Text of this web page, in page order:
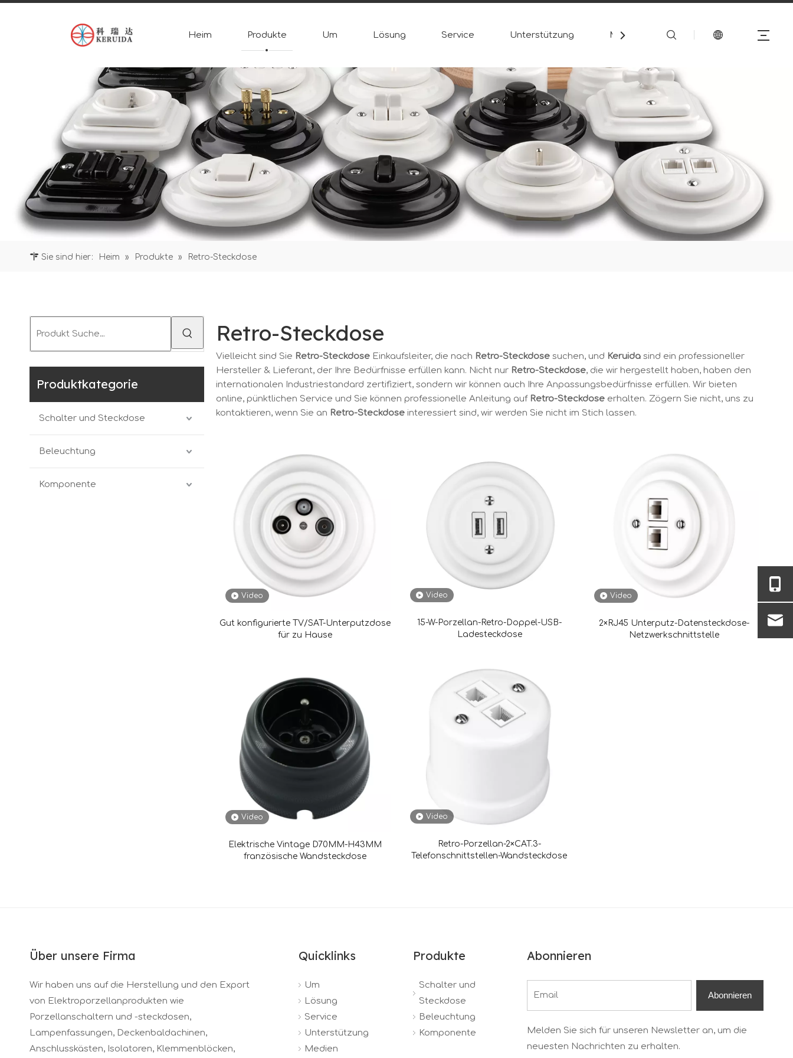
Heim Produkte Um Lösung Service Unterstützung Medien
Sie sind hier: Heim » Produkte » Retro-Steckdose
Produktkategorie
Schalter und Steckdose
Beleuchtung
Komponente
Retro-Steckdose
Vielleicht sind Sie Retro-Steckdose Einkaufsleiter, die nach Retro-Steckdose suchen, und Keruida sind ein professioneller
Hersteller & Lieferant, der Ihre Bedürfnisse erfüllen kann. Nicht nur Retro-Steckdose, die wir hergestellt haben, haben den
internationalen Industriestandard zertifiziert, sondern wir können auch Ihre Anpassungsbedürfnisse erfüllen. Wir bieten
online, pünktlichen Service und Sie können professionelle Anleitung auf Retro-Steckdose erhalten. Zögern Sie nicht, uns zu
kontaktieren, wenn Sie an Retro-Steckdose interessiert sind, wir werden Sie nicht im Stich lassen.
Video
Gut konfigurierte TV/SAT-Unterputzdose
für zu Hause
Video
15-W-Porzellan-Retro-Doppel-USB-
Ladesteckdose
Video
2×RJ45 Unterputz-Datensteckdose-
Netzwerkschnittstelle
Video
Elektrische Vintage D70MM-H43MM
französische Wandsteckdose
Video
Retro-Porzellan-2×CAT.3-
Telefonschnittstellen-Wandsteckdose
Über unsere Firma
Wir haben uns auf die Herstellung und den Export
von Elektroporzellanprodukten wie
Porzellanschaltern und -steckdosen,
Lampenfassungen, Deckenbaldachinen,
Anschlusskästen, Isolatoren, Klemmenblöcken,
Quicklinks
Um
Lösung
Service
Unterstützung
Medien
Produkte
Schalter und
Steckdose
Beleuchtung
Komponente
Abonnieren
Abonnieren
Melden Sie sich für unseren Newsletter an, um die
neuesten Nachrichten zu erhalten.